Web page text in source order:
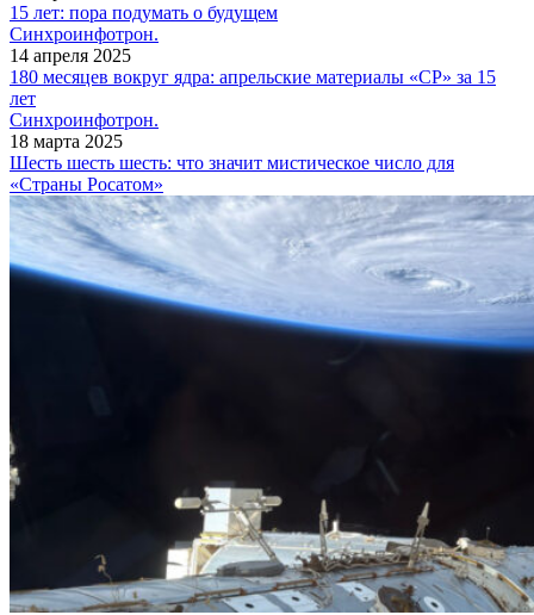
15 лет: пора подумать о будущем
Синхроинфотрон.
14 апреля 2025
180 месяцев вокруг ядра: апрельские материалы «СР» за 15
лет
Синхроинфотрон.
18 марта 2025
Шесть шесть шесть: что значит мистическое число для
«Страны Росатом»